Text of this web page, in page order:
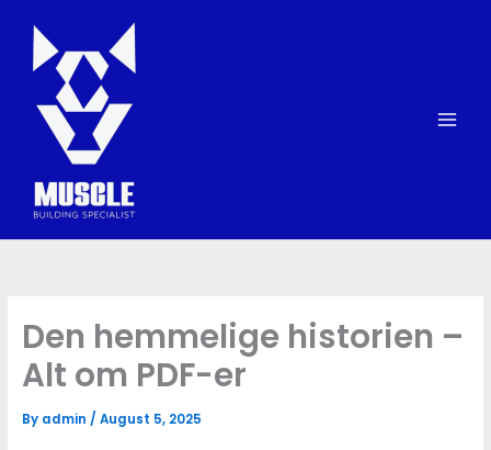
content
Den hemmelige historien –
Alt om PDF-er
By admin / August 5, 2025